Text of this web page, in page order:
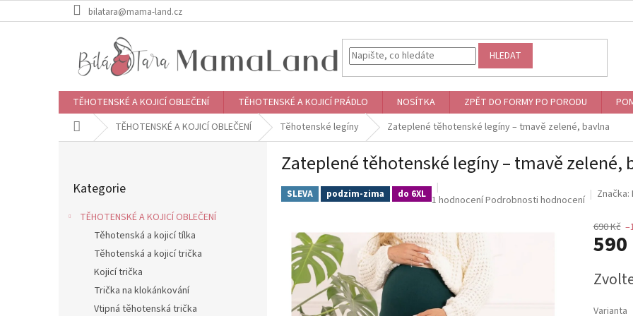
na
bilatara@mama-land.cz
HLEDAT
TĚHOTENSKÉ A KOJICÍ OBLEČENÍ TĚHOTENSKÉ A KOJICÍ PRÁDLO NOSÍTKA ZPĚT DO FORMY PO PORODU
Domů TĚHOTENSKÉ A KOJICÍ OBLEČENÍ Těhotenské legíny Zateplené těhotenské legíny – tmavě zelené, bavlna
kategorie
Kategorie
TĚHOTENSKÉ A KOJICÍ OBLEČENÍ
Těhotenská a kojicí tílka
Těhotenská a kojicí trička
Kojicí trička
Trička na klokánkování
Vtipná těhotenská trička
Zateplené těhotenské legíny – tmavě zelené,
SLEVA podzim-zima do 6XL Průměrné
je
5,0
z
5
hvězdiček.
1 hodnoceníPodrobnosti hodnocení Značka:
690 Kč
590
cena:
Varianta